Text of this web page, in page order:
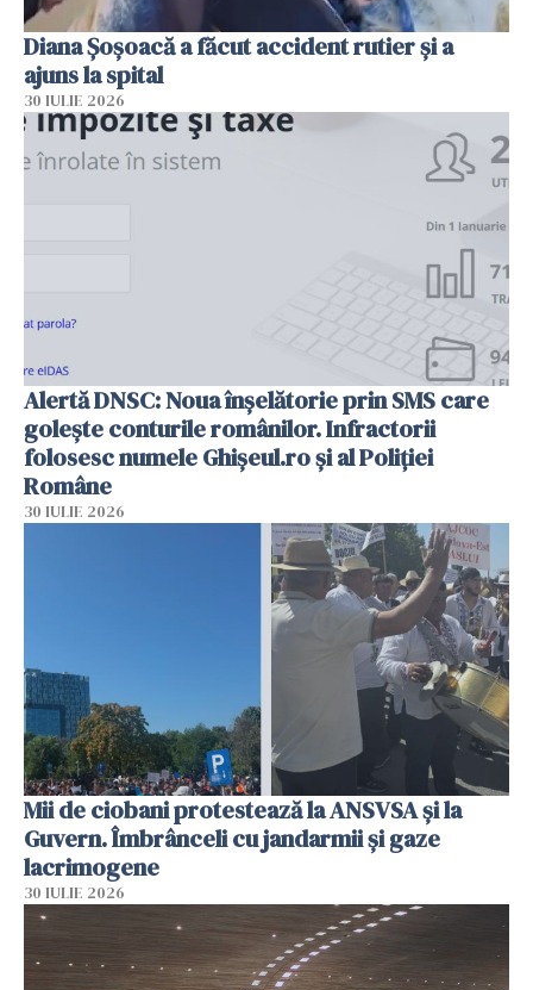
Diana Șoșoacă a făcut accident rutier și a
ajuns la spital
30 IULIE 2026
Alertă DNSC: Noua înșelătorie prin SMS care
golește conturile românilor. Infractorii
folosesc numele Ghișeul.ro și al Poliției
Române
30 IULIE 2026
Mii de ciobani protestează la ANSVSA și la
Guvern. Îmbrânceli cu jandarmii și gaze
lacrimogene
30 IULIE 2026